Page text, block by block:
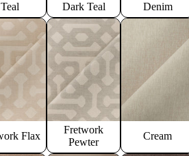
Teal Dark Teal Denim
Flax
Fretwork
Pewter
Cream